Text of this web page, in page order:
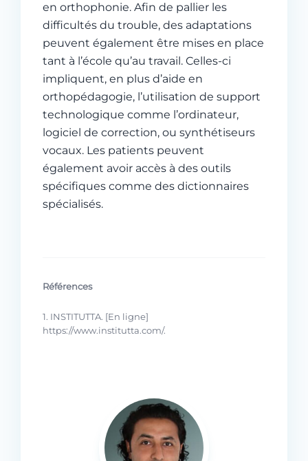
en orthophonie. Afin de pallier les
difficultés du trouble, des adaptations
peuvent également être mises en place
tant à l’école qu’au travail. Celles-ci
impliquent, en plus d’aide en
orthopédagogie, l’utilisation de support
technologique comme l’ordinateur,
logiciel de correction, ou synthétiseurs
vocaux. Les patients peuvent
également avoir accès à des outils
spécifiques comme des dictionnaires
spécialisés.
Références
1. INSTITUTTA. [En ligne]
https://www.institutta.com/.